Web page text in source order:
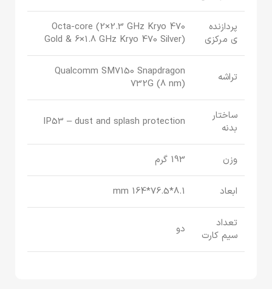
پردازنده
‌ی مرکزی
Octa-core (2×2.3 GHz Kryo 470
Gold & 6×1.8 GHz Kryo 470 Silver)
تراشه
Qualcomm SM7150 Snapdragon
732G (8 nm)
ساختار
بدنه
IP53 – dust and splash protection
وزن 193 گرم
ابعاد 8.1*76.5*164 mm
تعداد
سیم کارت
دو